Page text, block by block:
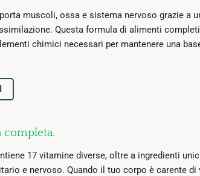
muscoli, ossa e sistema nervoso grazie
Questa formula di alimenti
chimici necessari per mantenere una
completa.
17 vitamine diverse, oltre a ingredienti
e nervoso. Quando il tuo corpo è carente